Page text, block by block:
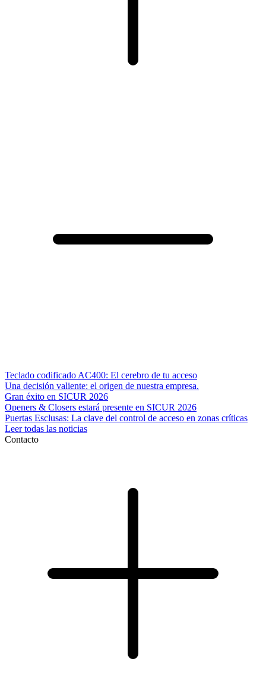
Teclado codificado AC400: El cerebro de tu acceso
Una decisión valiente: el origen de nuestra empresa.
Gran éxito en SICUR 2026
Openers & Closers estará presente en SICUR 2026
Puertas Esclusas: La clave del control de acceso en zonas críticas
Leer todas las noticias
Contacto